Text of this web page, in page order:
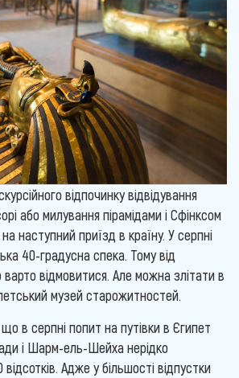
відпочинку відвідування
або милування пірамідами і Сфінксом
наступний приїзд в країну. У серпні
40-градусна спека. Тому від
варто відмовитися. Але можна злітати в
музей старожитностей.
в серпні попит на путівки в Єгипет
і Шарм-ель-Шейха нерідко
Адже у більшості відпустки